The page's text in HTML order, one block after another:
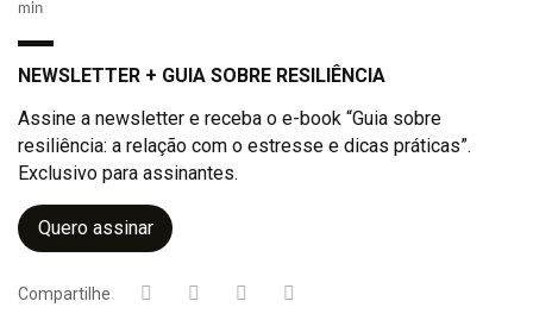
min
NEWSLETTER + GUIA SOBRE RESILIÊNCIA
Assine a newsletter e receba o e-book “Guia sobre
resiliência: a relação com o estresse e dicas práticas”.
Exclusivo para assinantes.
Quero assinar
Compartilhe